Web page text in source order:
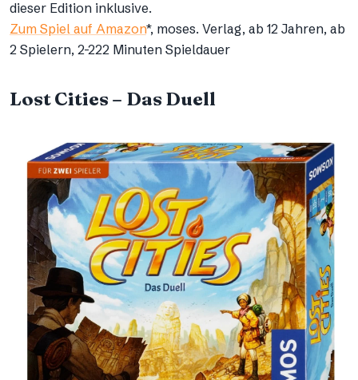
dieser Edition inklusive.
Zum Spiel auf Amazon*, moses. Verlag, ab 12 Jahren, ab
2 Spielern, 2-222 Minuten Spieldauer
Lost Cities – Das Duell